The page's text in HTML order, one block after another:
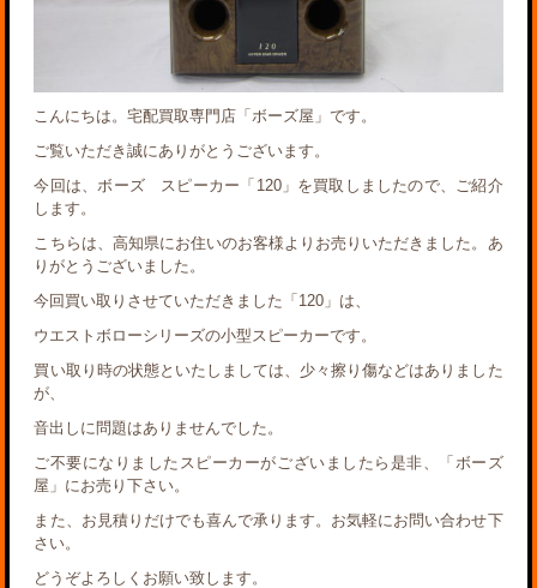
こんにちは。宅配買取専門店「ボーズ屋」です。
ご覧いただき誠にありがとうございます。
今回は、ボーズ スピーカー「120」を買取しましたので、ご紹介
します。
こちらは、高知県にお住いのお客様よりお売りいただきました。あ
りがとうございました。
今回買い取りさせていただきました「120」は、
ウエストボローシリーズの小型スピーカーです。
買い取り時の状態といたしましては、少々擦り傷などはありました
が、
音出しに問題はありませんでした。
ご不要になりましたスピーカーがございましたら是非、「ボーズ
屋」にお売り下さい。
また、お見積りだけでも喜んで承ります。お気軽にお問い合わせ下
さい。
どうぞよろしくお願い致します。